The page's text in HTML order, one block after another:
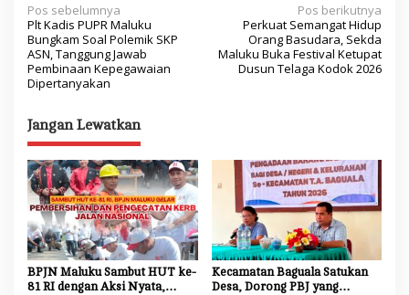
N
a
v
i
g
a
s
i
p
o
s
Pos sebelumnya
Plt Kadis PUPR Maluku
Bungkam Soal Polemik SKP
ASN, Tanggung Jawab
Pembinaan Kepegawaian
Dipertanyakan
Pos berikutnya
Perkuat Semangat Hidup
Orang Basudara, Sekda
Maluku Buka Festival Ketupat
Dusun Telaga Kodok 2026
Jangan Lewatkan
BPJN Maluku Sambut HUT ke-
81 RI dengan Aksi Nyata,
Kecamatan Baguala Satukan
Desa, Dorong PBJ yang